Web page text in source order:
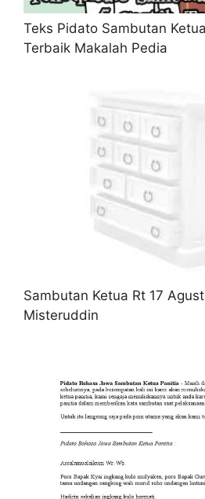
Teks Pidato Sambutan
Terbaik Makalah Pedia
Sambutan Ketua Rt 17
Misteruddin